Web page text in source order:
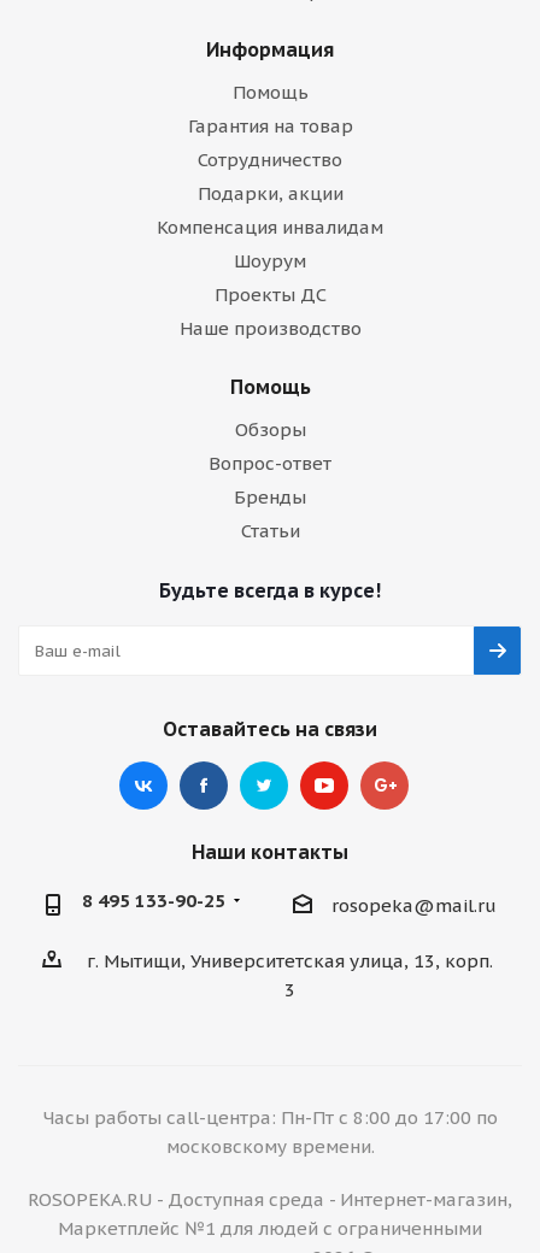
Информация
Помощь
Гарантия на товар
Сотрудничество
Подарки, акции
Компенсация инвалидам
Шоурум
Проекты ДС
Наше производство
Помощь
Обзоры
Вопрос-ответ
Бренды
Статьи
Будьте всегда в курсе!
Оставайтесь на связи
Наши контакты
8 495 133-90-25 rosopeka@mail.ru
г. Мытищи, Университетская улица, 13, корп.
3
Часы работы call-центра: Пн-Пт с 8:00 до 17:00 по
московскому времени.
ROSOPEKA.RU - Доступная среда - Интернет-магазин,
Маркетплейс №1 для людей с ограниченными